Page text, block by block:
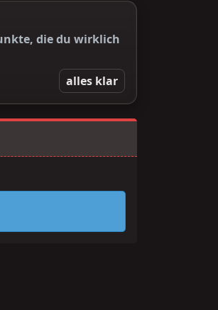
die du wirklich
alles klar